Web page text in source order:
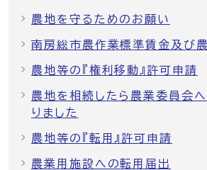
農地を守るためのお願い
南房総市農作業標準賃金及び
農地等の『権利移動』許可申請
農地を相続したら農業委員会
りました
農地等の『転用』許可申請
農業用施設への転用届出